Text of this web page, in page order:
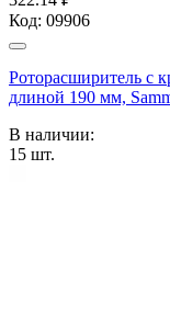
Код: 09906
Роторасширитель с
длиной 190 мм,
В наличии:
15 шт.